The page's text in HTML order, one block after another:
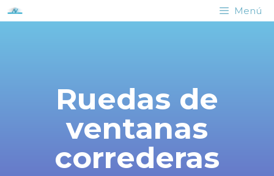
Menú
Ruedas de
ventanas
correderas